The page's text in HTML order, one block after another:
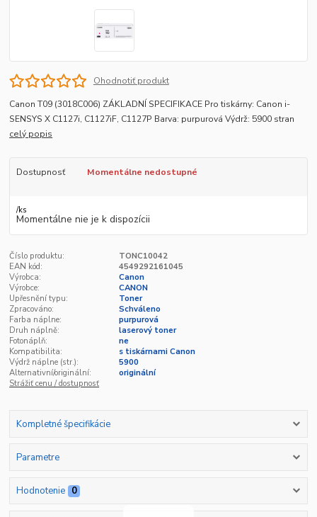
Ohodnotiť produkt
Canon T09 (3018C006) ZÁKLADNÍ SPECIFIKACE Pro tiskárny: Canon i-
SENSYS X C1127i, C1127iF, C1127P Barva: purpurová Výdrž: 5900 stran
celý popis
Dostupnosť Momentálne nedostupné
/ks
Momentálne nie je k dispozícii
Číslo produktu:
TONC10042
EAN kód:
4549292161045
Výrobca:
Canon
Výrobce:
CANON
Upřesnění typu:
Toner
Zpracováno:
Schváleno
Farba náplne:
purpurová
Druh náplně:
laserový toner
Fotonáplň:
ne
Kompatibilita:
s tiskárnami Canon
Výdrž náplne (str.):
5900
Alternativní/originální:
originální
Strážiť cenu / dostupnosť
Kompletné špecifikácie
Parametre
Hodnotenie 0